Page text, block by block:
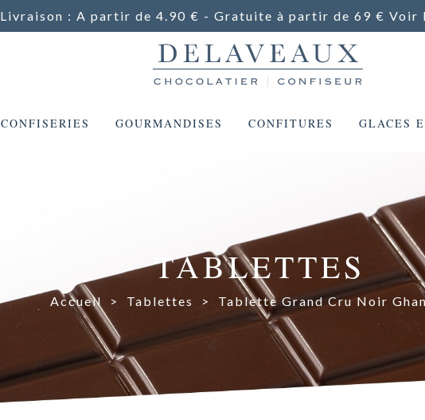
Livraison : A partir de 4.90 € - Gratuite à partir de 69 € Voir
CONFISERIES GOURMANDISES CONFITURES GLACES
TABLETTES
Accueil > Tablettes > Tablette Grand Cru Noir